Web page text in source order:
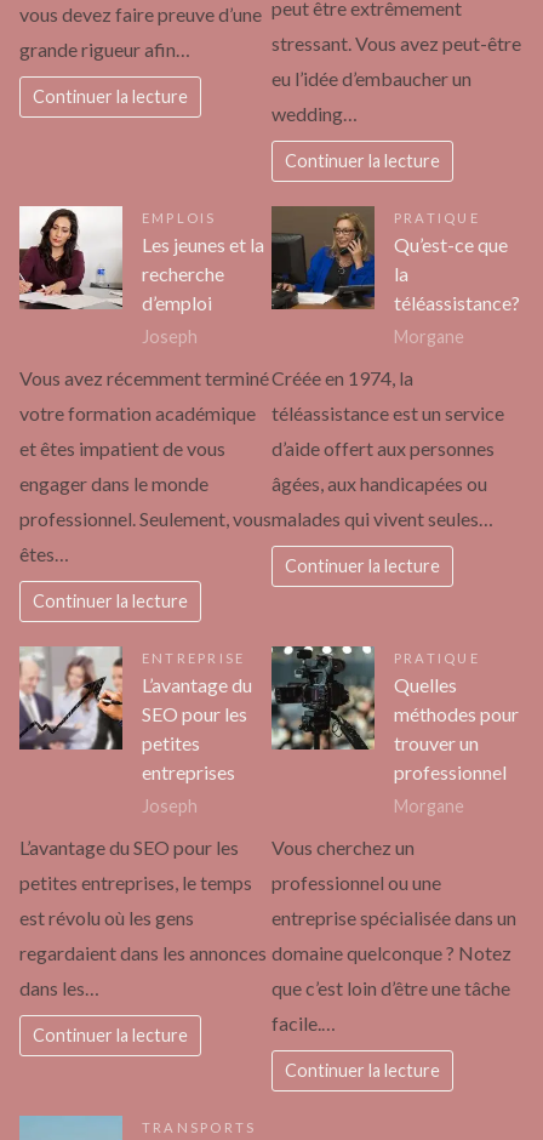
vous devez faire preuve d’une
grande rigueur afin…
Continuer la lecture
peut être extrêmement
stressant. Vous avez peut-être
eu l’idée d’embaucher un
wedding…
Continuer la lecture
EMPLOIS
Les jeunes et la
recherche
d’emploi
Joseph
Vous avez récemment terminé
votre formation académique
et êtes impatient de vous
engager dans le monde
professionnel. Seulement, vous
êtes…
Continuer la lecture
PRATIQUE
Qu’est-ce que
la
téléassistance?
Morgane
Créée en 1974, la
téléassistance est un service
d’aide offert aux personnes
âgées, aux handicapées ou
malades qui vivent seules…
Continuer la lecture
ENTREPRISE
L’avantage du
SEO pour les
petites
entreprises
Joseph
L’avantage du SEO pour les
petites entreprises, le temps
est révolu où les gens
regardaient dans les annonces
dans les…
Continuer la lecture
PRATIQUE
Quelles
méthodes pour
trouver un
professionnel
Morgane
Vous cherchez un
professionnel ou une
entreprise spécialisée dans un
domaine quelconque ? Notez
que c’est loin d’être une tâche
facile.…
Continuer la lecture
TRANSPORTS